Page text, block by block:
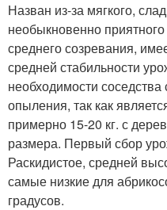
Назван из-за мягкого,
необыкновенно
среднего созревания,
средней стабильности
необходимости
опыления, так как
примерно 15-20 кг. с
размера. Первый сбор
Раскидистое, средней
самые низкие для
градусов.